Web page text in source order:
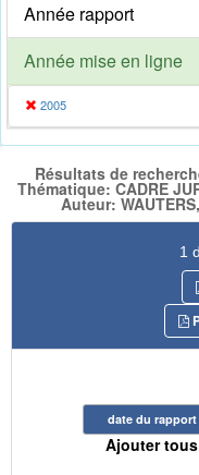
Année rapport
Année mise en ligne
2005
Résultats de
Thématique: CADRE
Auteur:
1
date du rapport
Ajouter